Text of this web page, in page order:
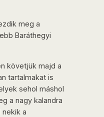
meg a
Baráthegyi
követjük majd a
tartalmakat is
sehol máshol
a nagy kalandra
a